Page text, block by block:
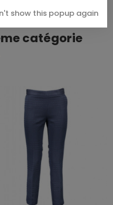
catégorie
show this popup again